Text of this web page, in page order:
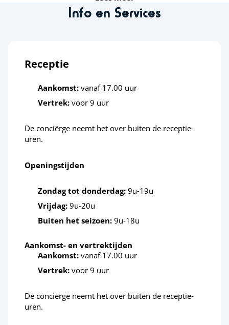
Paardenstal
Fietsroutes
Sportactiviteiten
Ontspanning
Strand op korte afstand
Cultuur en erfgoed
Megalieten van Carnac
Info en Services
Receptie
Aankomst: vanaf 17.00 uur
Vertrek: voor 9 uur
De conciërge neemt het over buiten de receptie-
uren.
Openingstijden
Zondag tot donderdag: 9u-19u
Vrijdag: 9u-20u
Buiten het seizoen: 9u-18u
Aankomst- en vertrektijden
Aankomst: vanaf 17.00 uur
Vertrek: voor 9 uur
De conciërge neemt het over buiten de receptie-
uren.